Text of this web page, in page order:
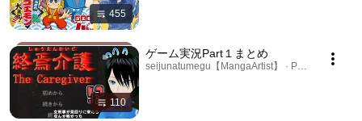
455
110
ゲーム実況Part１まとめ
seijunatumegu【MangaArtist】 · Playlist